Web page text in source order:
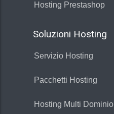
Hosting Prestashop
Soluzioni Hosting
Servizio Hosting
Pacchetti Hosting
Hosting Multi Dominio